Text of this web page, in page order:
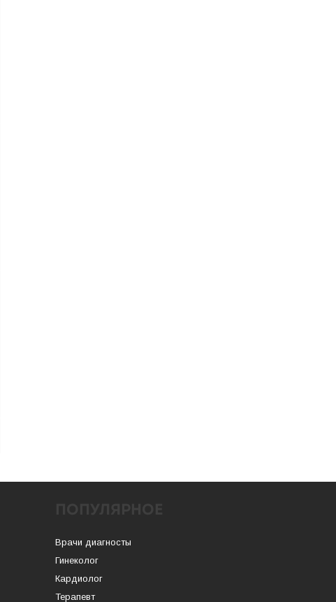
Врачи диагносты
Гинеколог
Кардиолог
Терапевт